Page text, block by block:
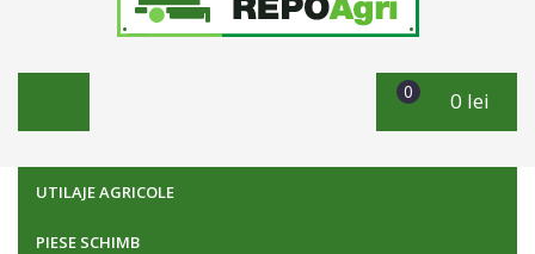
0 0 lei
UTILAJE AGRICOLE
PIESE SCHIMB